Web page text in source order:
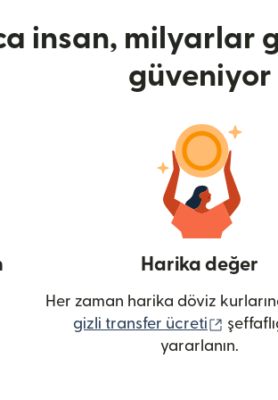
insan, milyarlar
güveniyor
Harika değer
Her zaman harika döviz
gizli transfer ücreti
(yeni
yararlanın.